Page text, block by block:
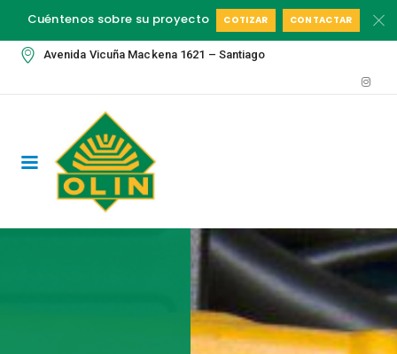
Cuéntenos sobre su proyecto COTIZAR CONTACTAR
Avenida Vicuña Mackena 1621 – Santiago